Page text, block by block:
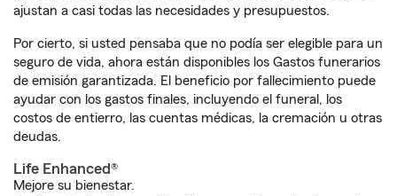
ajustan a casi todas las necesidades y presupuestos.
Por cierto, si usted pensaba que no podía ser elegible para un
seguro de vida, ahora están disponibles los Gastos funerarios
de emisión garantizada. El beneficio por fallecimiento puede
ayudar con los gastos finales, incluyendo el funeral, los
costos de entierro, las cuentas médicas, la cremación u otras
deudas.
Life Enhanced®
Mejore su bienestar.